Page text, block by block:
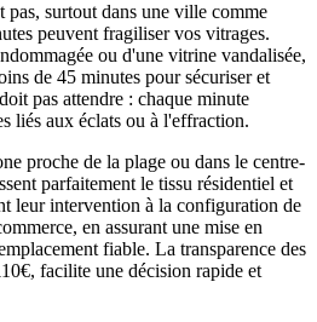
pas, surtout dans une ville comme
peuvent fragiliser vos vitrages.
ou d'une vitrine vandalisée,
de 45 minutes pour sécuriser et
pas attendre : chaque minute
liés aux éclats ou à l'effraction.
proche de la plage ou dans le centre-
parfaitement le tissu résidentiel et
leur intervention à la configuration de
en assurant une mise en
fiable. La transparence des
facilite une décision rapide et